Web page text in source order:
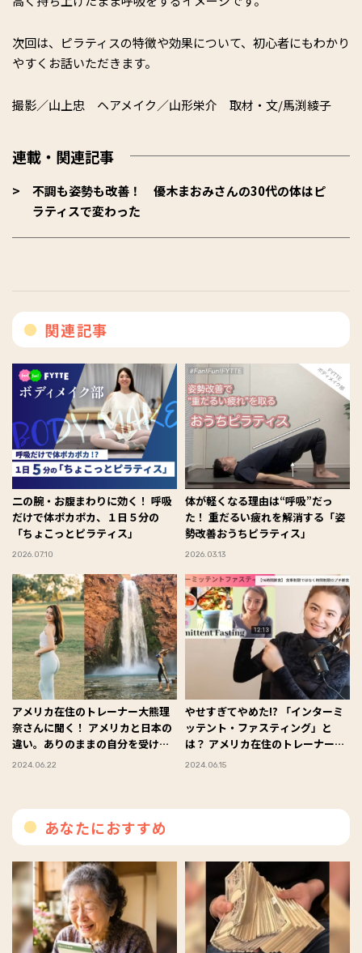
次回は、ピラティスの特徴や効果について、初心者にもわかり
やすくお話いただきます。
撮影／山上忠 ヘアメイク／山形栄介 取材・文/馬渕綾子
連載・関連記事
不調も姿勢も改善！ 優木まおみさんの30代の体はピ
ラティスで変わった
関連記事
二の腕・お腹まわりに効く！ 呼吸
だけで体ポカポカ、１日５分の
「ちょこっとピラティス」
2026.07.10
体が軽くなる理由は“呼吸”だっ
た！ 重だるい疲れを解消する「姿
勢改善おうちピラティス」
2026.03.13
アメリカ在住のトレーナー大熊理
奈さんに聞く！ アメリカと日本の
違い。ありのままの自分を受け入
れることとは？
2024.06.22
やせすぎてやめた!? 「インターミ
ッテント・ファスティング」と
は？ アメリカ在住のトレーナー大
熊理奈さんに聞く
2024.06.15
あなたにおすすめ